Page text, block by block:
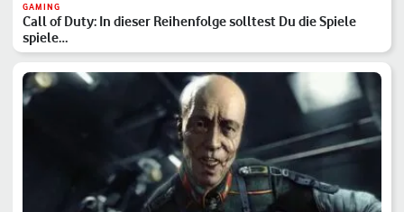
GAMING
Call of Duty: In dieser Reihenfolge solltest Du die Spiele
spiele…